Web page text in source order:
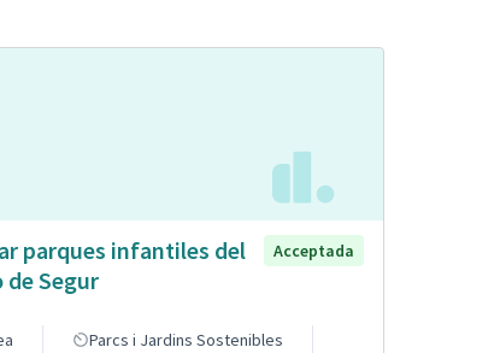
parques infantiles del
de Segur
Acceptada
Parcs i Jardins Sostenibles